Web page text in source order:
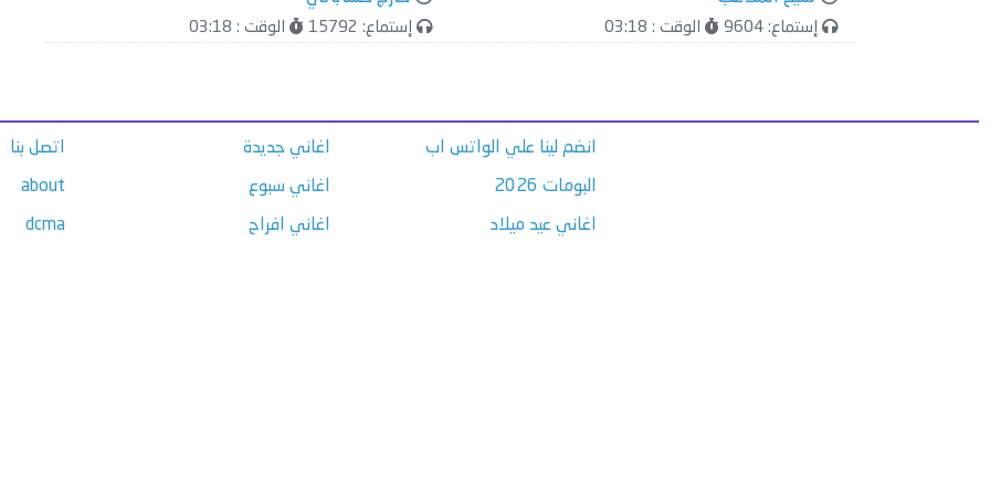
إستماع: 9604 الوقت : 03:18 إستماع: 15792 الوقت : 03:18
انضم لينا علي الواتس اب
البومات 2026
اغاني عيد ميلاد
اغاني جديدة
اغاني سبوع
اغاني افراح
اتصل بنا
about
dcma